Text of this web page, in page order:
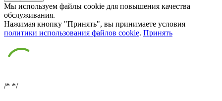
Мы используем файлы cookie для повышения качества
обслуживания.
Нажимая кнопку "Принять", вы принимаете условия
политики использования файлов cookie. Принять
/* */